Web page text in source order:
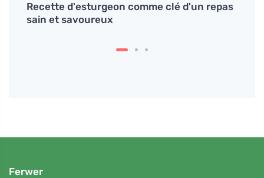
Recette d'esturgeon comme clé d'un repas
sain et savoureux
Ferwer